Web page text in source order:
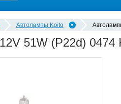
Автолампы Koito
51W (P22d) 0474